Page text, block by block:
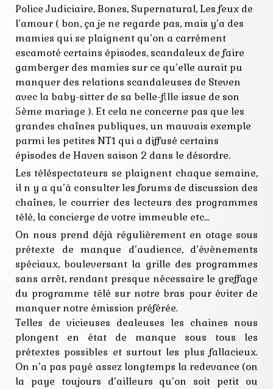
Police Judiciaire, Bones, Supernatural, Les feux de
l’amour ( bon, ça je ne regarde pas, mais y’a des
mamies qui se plaignent qu’on a carrément
escamoté certains épisodes, scandaleux de faire
gamberger des mamies sur ce qu’elle aurait pu
manquer des relations scandaleuses de Steven
avec la baby-sitter de sa belle-fille issue de son
5ème mariage ). Et cela ne concerne pas que les
grandes chaînes publiques, un mauvais exemple
parmi les petites NT1 qui a diffusé certains
épisodes de Haven saison 2 dans le désordre.
Les téléspectateurs se plaignent chaque semaine,
il n y a qu’à consulter les forums de discussion des
chaînes, le courrier des lecteurs des programmes
télé, la concierge de votre immeuble etc…
On nous prend déjà régulièrement en otage sous
prétexte de manque d’audience, d’évènements
spéciaux, bouleversant la grille des programmes
sans arrêt, rendant presque nécessaire le greffage
du programme télé sur notre bras pour éviter de
manquer notre émission préférée.
Telles de vicieuses dealeuses les chaines nous
plongent en état de manque sous tous les
prétextes possibles et surtout les plus fallacieux.
On n’a pas payé assez longtemps la redevance (on
la paye toujours d’ailleurs qu’on soit petit ou